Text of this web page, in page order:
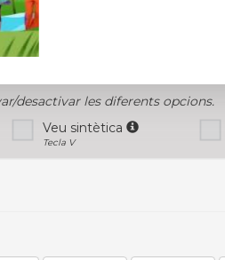
desactivar les diferents opcions.
Veu sintètica
Tecla V